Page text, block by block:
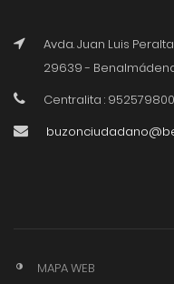
Avda. Juan Luis
29639 -
Centralita : 952579800
MAPA WEB